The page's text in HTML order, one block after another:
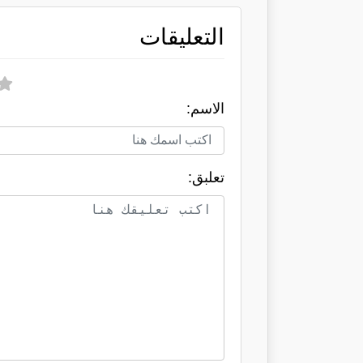
التعليقات
الاسم:
تعلبق: